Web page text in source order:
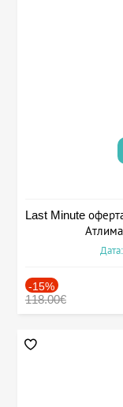
Last Minute
-15%
118.00€